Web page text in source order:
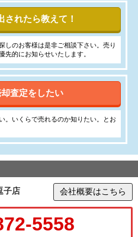
されたら教えて！
しのお客様は是非ご相談下さい。売り
先的にお知らせいたします。
査定をしたい
。いくらで売れるのか知りたい。とお
子店 会社概要はこちら
5558